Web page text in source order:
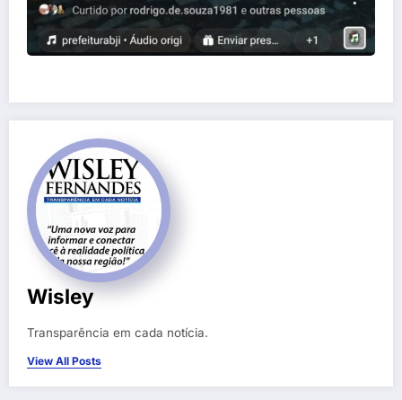
Wisley
Transparência em cada notícia.
View All Posts